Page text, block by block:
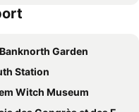
Oceanfront Inn
Manor InnGarden
Station
Witch Museum